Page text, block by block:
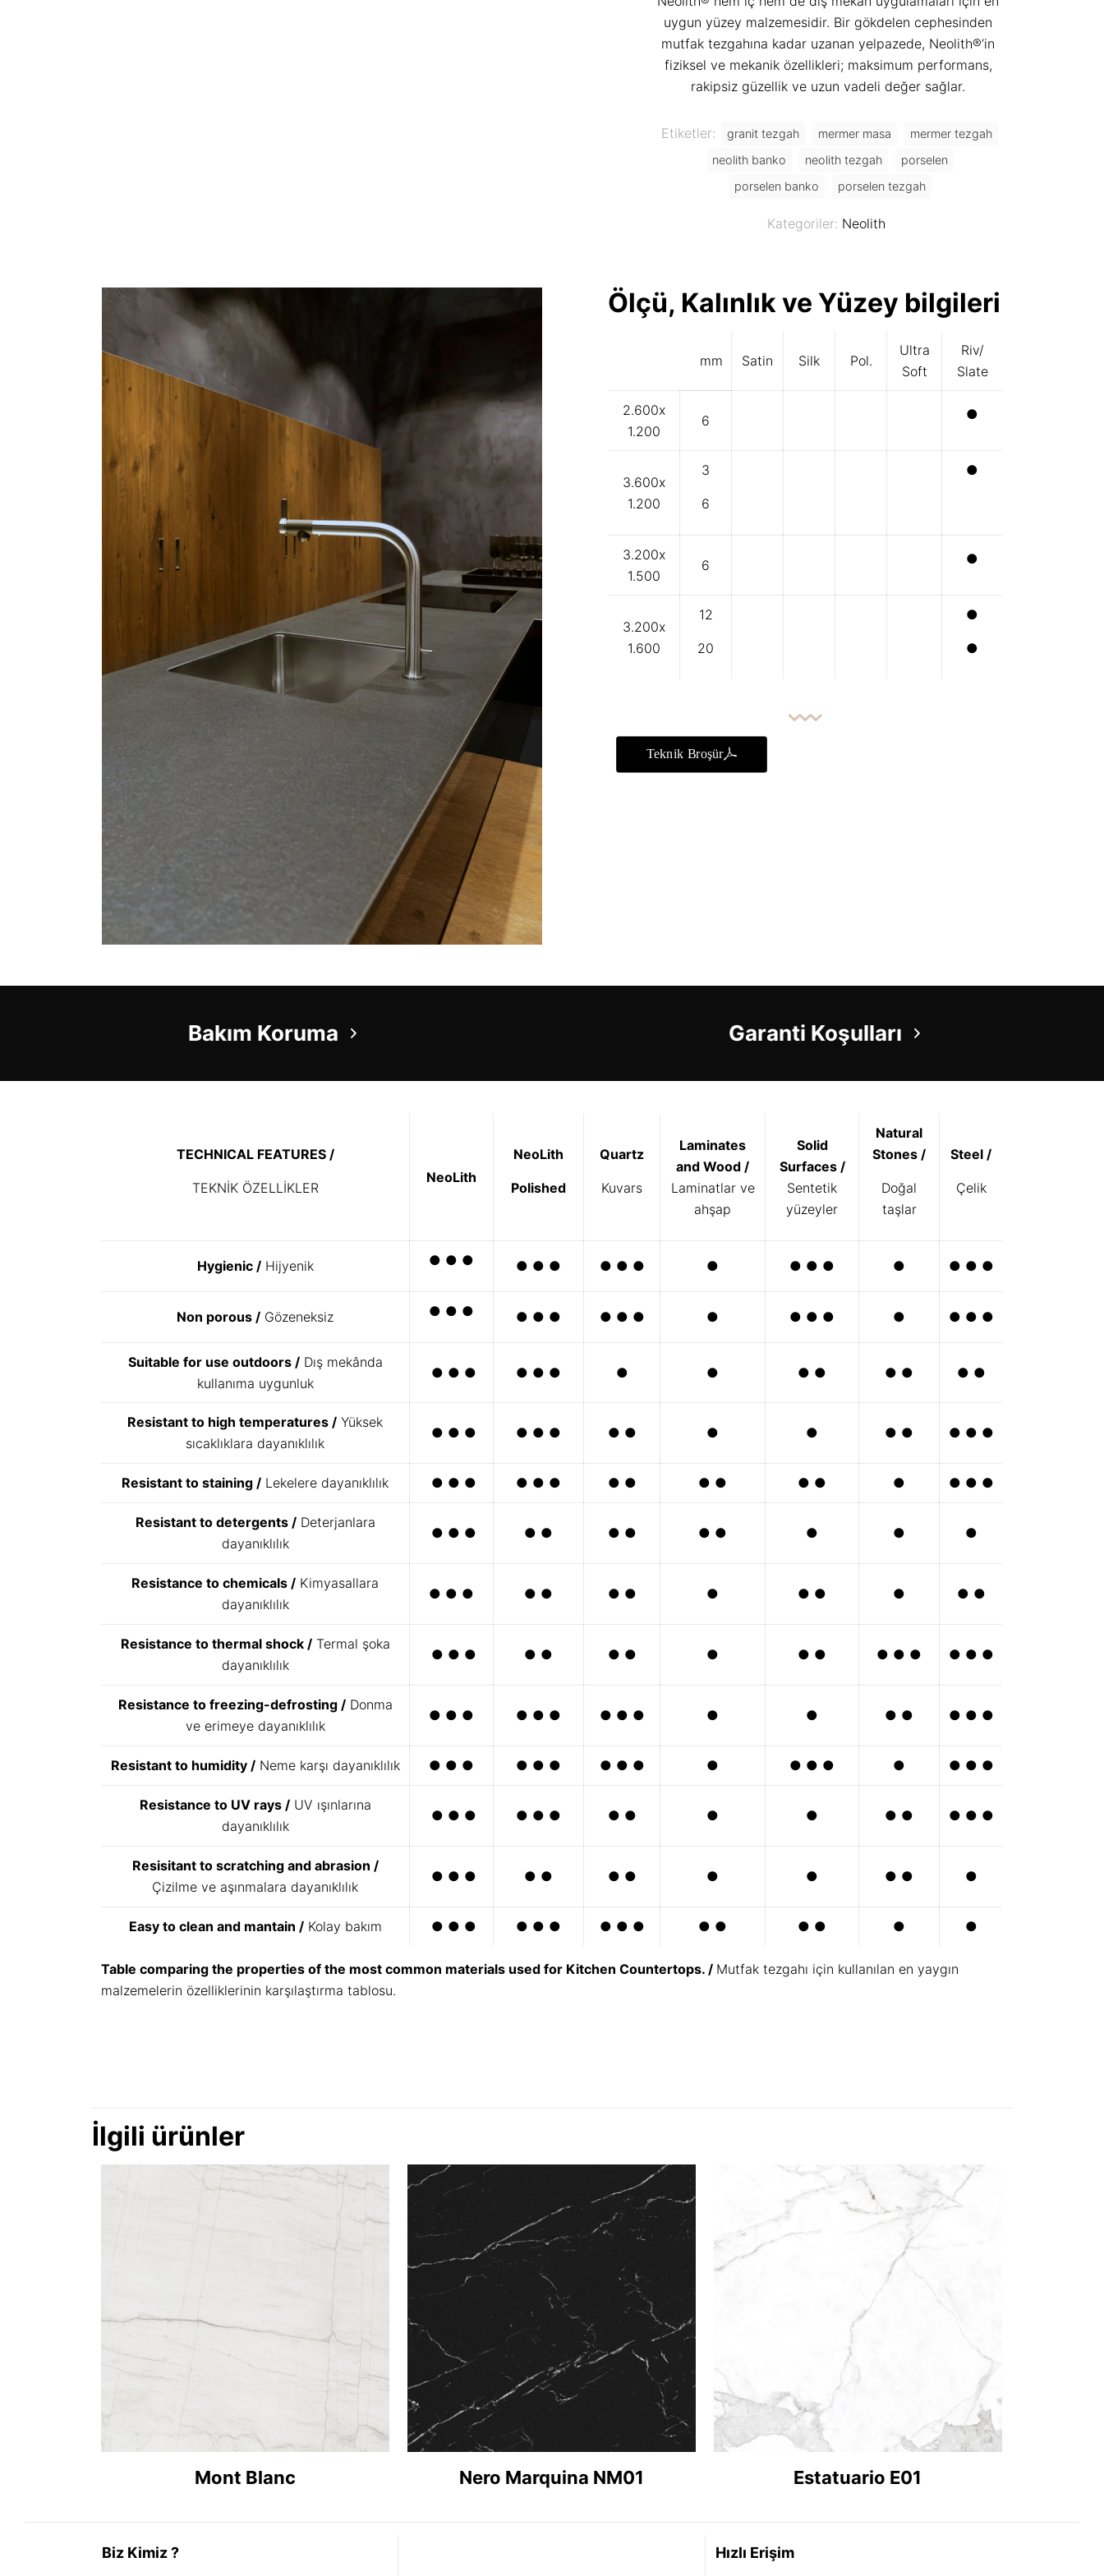
uygun yüzey malzemesidir. Bir gökdelen cephesinden
mutfak tezgahına kadar uzanan yelpazede, Neolith®’in
fiziksel ve mekanik özellikleri; maksimum performans,
rakipsiz güzellik ve uzun vadeli değer sağlar.
Kategoriler: Neolith
Etiketler: granit tezgah mermer masa
mermer tezgah
neolith banko
neolith tezgah
porselen
porselen banko
porselen tezgah
Ölçü, Kalınlık ve Yüzey bilgileri
mm Satin Silk Pol.
Ultra
Soft
Riv/
Slate
2.600x
1.200
6 ●
3.600x
1.200
3
6
●
3.200x
1.500
6 ●
3.200x
1.600
12
20
●
●
Teknik Broşür
Bakım Koruma Garanti Koşulları
TECHNICAL FEATURES /
TEKNİK ÖZELLİKLER
NeoLith
NeoLith
Polished
Quartz
Kuvars
Laminates
and Wood /
Laminatlar ve
ahşap
Solid
Surfaces /
Sentetik
yüzeyler
Natural
Stones /
Doğal
taşlar
Steel /
Çelik
Hygienic /Hijyenik ● ● ● ● ● ● ● ● ● ● ● ● ● ● ● ● ●
Non porous / Gözeneksiz ● ● ● ● ● ● ● ● ● ● ● ● ● ● ● ● ●
Suitable for use outdoors /Dış mekânda
kullanıma uygunluk
● ● ● ● ● ● ● ● ● ● ● ● ● ●
Resistant to high temperatures / Yüksek
sıcaklıklara dayanıklılık
● ● ● ● ● ● ● ● ● ● ● ● ● ● ●
Resistant to staining / Lekelere dayanıklılık ● ● ● ● ● ● ● ● ● ● ● ● ● ● ● ●
Resistant to detergents /Deterjanlara
dayanıklılık
● ● ● ● ● ● ● ● ● ● ● ●
Resistance to chemicals / Kimyasallara
dayanıklılık
● ● ● ● ● ● ● ● ● ● ● ● ●
Resistance to thermal shock /Termal şoka
dayanıklılık
● ● ● ● ● ● ● ● ● ● ● ● ● ● ● ●
Resistance to freezing-defrosting /Donma
ve erimeye dayanıklılık
● ● ● ● ● ● ● ● ● ● ● ● ● ● ● ●
Resistant to humidity /Neme karşı dayanıklılık ● ● ● ● ● ● ● ● ● ● ● ● ● ● ● ● ●
Resistance to UV rays /UV ışınlarına
dayanıklılık
● ● ● ● ● ● ● ● ● ● ● ● ● ● ●
Resisitant to scratching and abrasion /
Çizilme ve aşınmalara dayanıklılık
● ● ● ● ● ● ● ● ● ● ● ●
Easy to clean and mantain /Kolay bakım ● ● ● ● ● ● ● ● ● ● ● ● ● ● ●
Table comparing the properties of the most common materials used for Kitchen Countertops. / Mutfak tezgahı için kullanılan en yaygın
malzemelerin özelliklerinin karşılaştırma tablosu.
İlgili ürünler
Mont Blanc Nero Marquina NM01 Estatuario E01
Biz Kimiz ? Hızlı Erişim